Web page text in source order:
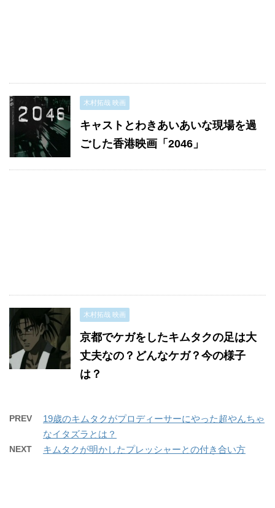
木村拓哉 映画
キャストとわきあいあいな現場を過
ごした香港映画「2046」
木村拓哉 映画
京都でケガをしたキムタクの足は大
丈夫なの？どんなケガ？今の様子
は？
PREV
19歳のキムタクがプロディーサーにやった超やんちゃ
なイタズラとは？
NEXT キムタクが明かしたプレッシャーとの付き合い方